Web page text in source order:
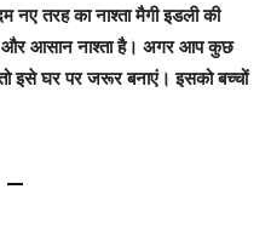
तरह का नाश्ता मैगी इडली की
और आसान नाश्ता है। अगर आप कुछ
तो इसे घर पर जरूर बनाएं। इसको बच्चों